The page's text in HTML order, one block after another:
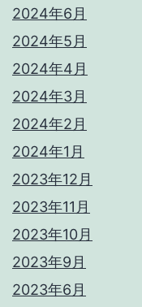
2024年6月
2024年5月
2024年4月
2024年3月
2024年2月
2024年1月
2023年12月
2023年11月
2023年10月
2023年9月
2023年6月